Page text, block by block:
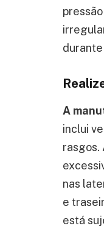
A
inclui
rasgos.
nas
e
está